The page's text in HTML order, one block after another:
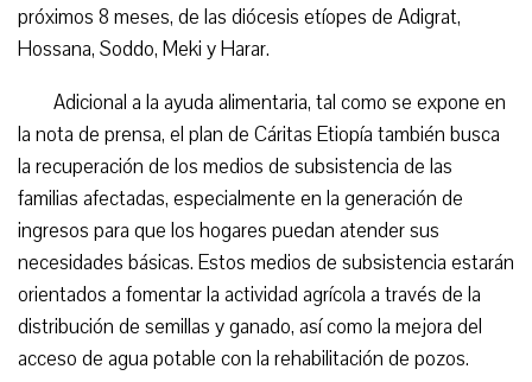
próximos 8 meses, de las diócesis etíopes de Adigrat,
Hossana, Soddo, Meki y Harar.
Adicional a la ayuda alimentaria, tal como se expone en
la nota de prensa, el plan de Cáritas Etiopía también busca
la recuperación de los medios de subsistencia de las
familias afectadas, especialmente en la generación de
ingresos para que los hogares puedan atender sus
necesidades básicas. Estos medios de subsistencia estarán
orientados a fomentar la actividad agrícola a través de la
distribución de semillas y ganado, así como la mejora del
acceso de agua potable con la rehabilitación de pozos.